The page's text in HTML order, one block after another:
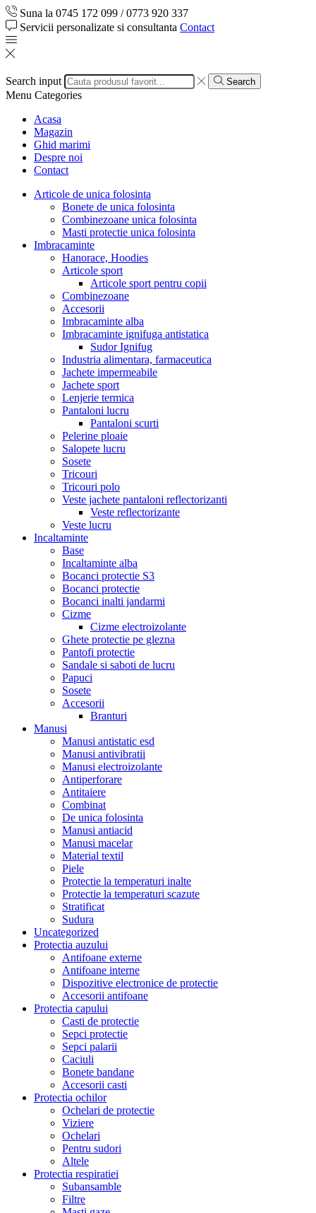
Suna la 0745 172 099 / 0773 920 337
Servicii personalizate si consultanta Contact
Search input Search
Menu Categories
Acasa
Magazin
Ghid marimi
Despre noi
Contact
Articole de unica folosinta
Bonete de unica folosinta
Combinezoane unica folosinta
Masti protectie unica folosinta
Imbracaminte
Hanorace, Hoodies
Articole sport
Articole sport pentru copii
Combinezoane
Accesorii
Imbracaminte alba
Imbracaminte ignifuga antistatica
Sudor Ignifug
Industria alimentara, farmaceutica
Jachete impermeabile
Jachete sport
Lenjerie termica
Pantaloni lucru
Pantaloni scurti
Pelerine ploaie
Salopete lucru
Sosete
Tricouri
Tricouri polo
Veste jachete pantaloni reflectorizanti
Veste reflectorizante
Veste lucru
Incaltaminte
Base
Incaltaminte alba
Bocanci protectie S3
Bocanci protectie
Bocanci inalti jandarmi
Cizme
Cizme electroizolante
Ghete protectie pe glezna
Pantofi protectie
Sandale si saboti de lucru
Papuci
Sosete
Accesorii
Branturi
Manusi
Manusi antistatic esd
Manusi antivibratii
Manusi electroizolante
Antiperforare
Antitaiere
Combinat
De unica folosinta
Manusi antiacid
Manusi macelar
Material textil
Piele
Protectie la temperaturi inalte
Protectie la temperaturi scazute
Stratificat
Sudura
Uncategorized
Protectia auzului
Antifoane externe
Antifoane interne
Dispozitive electronice de protectie
Accesorii antifoane
Protectia capului
Casti de protectie
Sepci protectie
Sepci palarii
Caciuli
Bonete bandane
Accesorii casti
Protectia ochilor
Ochelari de protectie
Viziere
Ochelari
Pentru sudori
Altele
Protectia respiratiei
Subansamble
Filtre